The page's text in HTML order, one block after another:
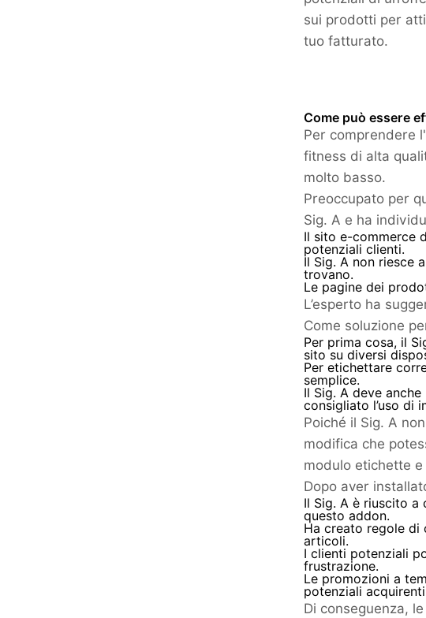
sui prodotti per
tuo fatturato.
Come può essere
Per comprendere
fitness di alta
molto basso.
Preoccupato per
Sig. A e ha
Il sito e-commerce
potenziali clienti.
Il Sig. A non riesce
trovano.
Le pagine dei
L’esperto ha
Come soluzione
Per prima cosa, il
sito su diversi
Per etichettare
semplice.
Il Sig. A deve
consigliato l’uso di
Poiché il Sig. A
modifica che
modulo etichette
Dopo aver
Il Sig. A è riuscito
questo addon.
Ha creato regole di
articoli.
I clienti potenziali
frustrazione.
Le promozioni a
potenziali
Di conseguenza,